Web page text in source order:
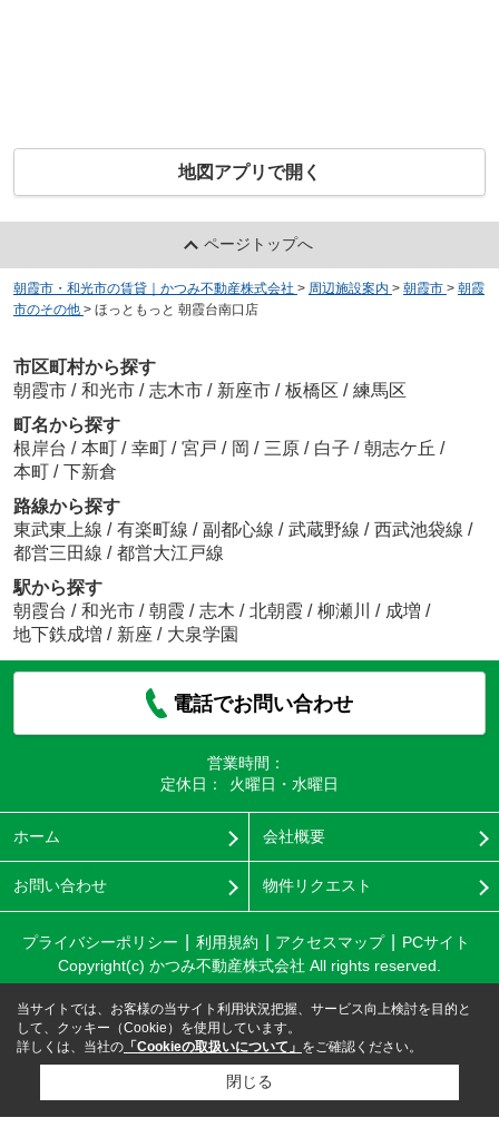
地図アプリで開く
ページトップへ
朝霞市・和光市の賃貸｜かつみ不動産株式会社 > 周辺施設案内 > 朝霞市 > 朝霞
市のその他 > ほっともっと 朝霞台南口店
市区町村から探す
朝霞市 / 和光市 / 志木市 / 新座市 / 板橋区 / 練馬区
町名から探す
根岸台 / 本町 / 幸町 / 宮戸 / 岡 / 三原 / 白子 / 朝志ケ丘 /
本町 / 下新倉
路線から探す
東武東上線 / 有楽町線 / 副都心線 / 武蔵野線 / 西武池袋線 /
都営三田線 / 都営大江戸線
駅から探す
朝霞台 / 和光市 / 朝霞 / 志木 / 北朝霞 / 柳瀬川 / 成増 /
地下鉄成増 / 新座 / 大泉学園
電話でお問い合わせ
営業時間：
定休日：
火曜日・水曜日
ホーム 会社概要
お問い合わせ 物件リクエスト
プライバシーポリシー 利用規約 アクセスマップ
PCサイト
Copyright(c) かつみ不動産株式会社 All rights reserved.
当サイトでは、お客様の当サイト利用状況把握、サービス向上検討を目的と
して、クッキー（Cookie）を使用しています。
詳しくは、当社の 「Cookieの取扱いについて」 をご確認ください。
閉じる